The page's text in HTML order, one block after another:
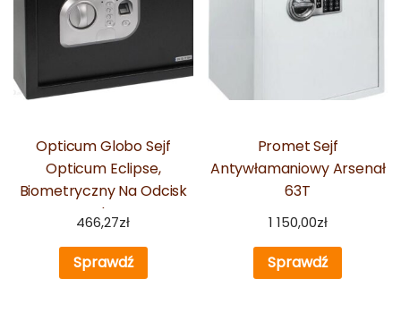
Opticum Globo Sejf
Opticum Eclipse,
Biometryczny Na Odcisk
Palca
466,27zł
Sprawdź
Promet Sejf
Antywłamaniowy Arsenał
63T
1 150,00zł
Sprawdź